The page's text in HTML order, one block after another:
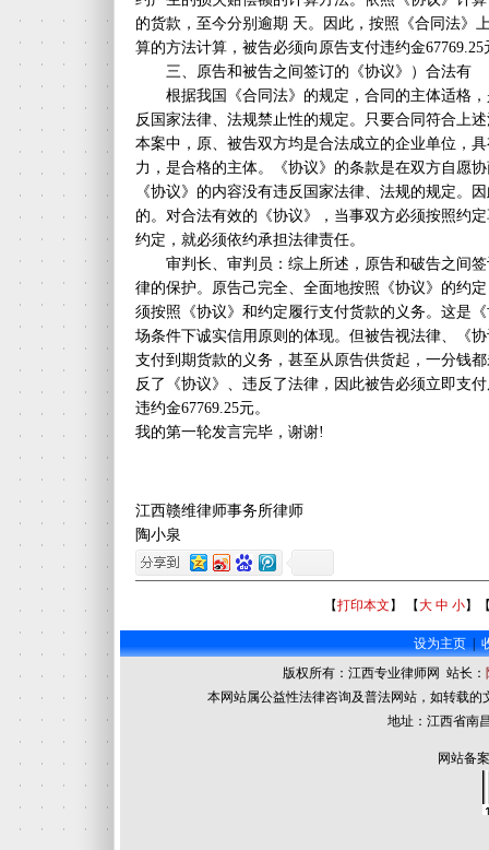
的货款，至今分别逾期 天。因此，按照《合同法》
算的方法计算，被告必须向原告支付违约金67769.25
三、原告和被告之间签订的《协议》）合法有
根据我国《合同法》的规定，合同的主体适格，
反国家法律、法规禁止性的规定。只要合同符合上
本案中，原、被告双方均是合法成立的企业单位，
力，是合格的主体。《协议》的条款是在双方自愿
《协议》的内容没有违反国家法律、法规的规定。
的。对合法有效的《协议》，当事双方必须按照约
约定，就必须依约承担法律责任。
审判长、审判员：综上所述，原告和破告之间签
律的保护。原告己完全、全面地按照《协议》的约
须按照《协议》和约定履行支付货款的义务。这是
场条件下诚实信用原则的体现。但被告视法律、《
支付到期货款的义务，甚至从原告供货起，一分钱
反了《协议》、违反了法律，因此被告必须立即支
违约金67769.25元。
我的第一轮发言完毕，谢谢!
江西赣维律师事务所律师
陶小泉
【打印本文 】 【大 中 小】
设为主页
版权所有：江西专业律师网 站长：
本网站属公益性法律咨询及普法网站，如转载
地址：江西省南
网站备